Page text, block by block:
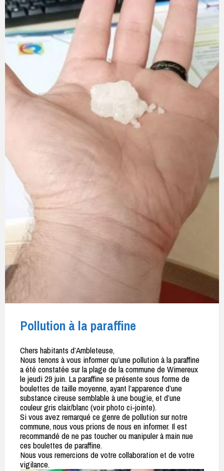
Pollution à la paraffine
Chers habitants d’Ambleteuse,
Nous tenons à vous informer qu’une pollution à la paraffine
a été constatée sur la plage de la commune de Wimereux
le jeudi 29 juin. La paraffine se présente sous forme de
boulettes de taille moyenne, ayant l’apparence d’une
substance cireuse semblable à une bougie, et d’une
couleur gris clair/blanc (voir photo ci-jointe).
Si vous avez remarqué ce genre de pollution sur notre
commune, nous vous prions de nous en informer. Il est
recommandé de ne pas toucher ou manipuler à main nue
ces boulettes de paraffine.
Nous vous remercions de votre collaboration et de votre
vigilance.